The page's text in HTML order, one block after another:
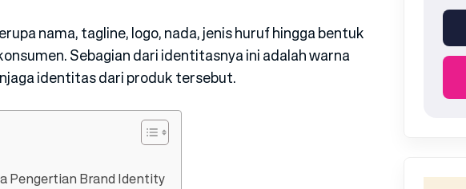
nama, tagline, logo, nada, jenis huruf hingga bentuk
Sebagian dari identitasnya ini adalah warna
identitas dari produk tersebut.
Pengertian Brand Identity